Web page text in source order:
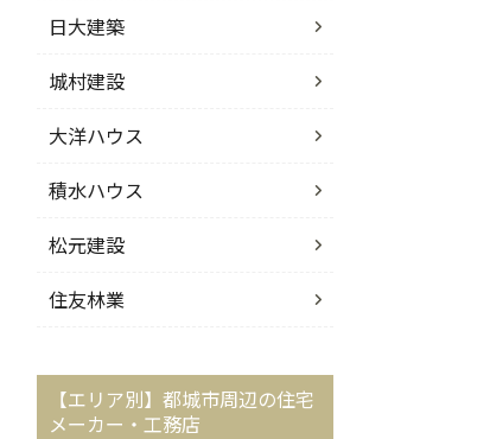
日大建築
城村建設
大洋ハウス
積水ハウス
松元建設
住友林業
【エリア別】都城市周辺の住宅
メーカー・工務店